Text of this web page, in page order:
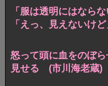
「服は透明にはならな
「えっ、見えないけ
怒って頭に血をのぼ
見せる (市川海老蔵)